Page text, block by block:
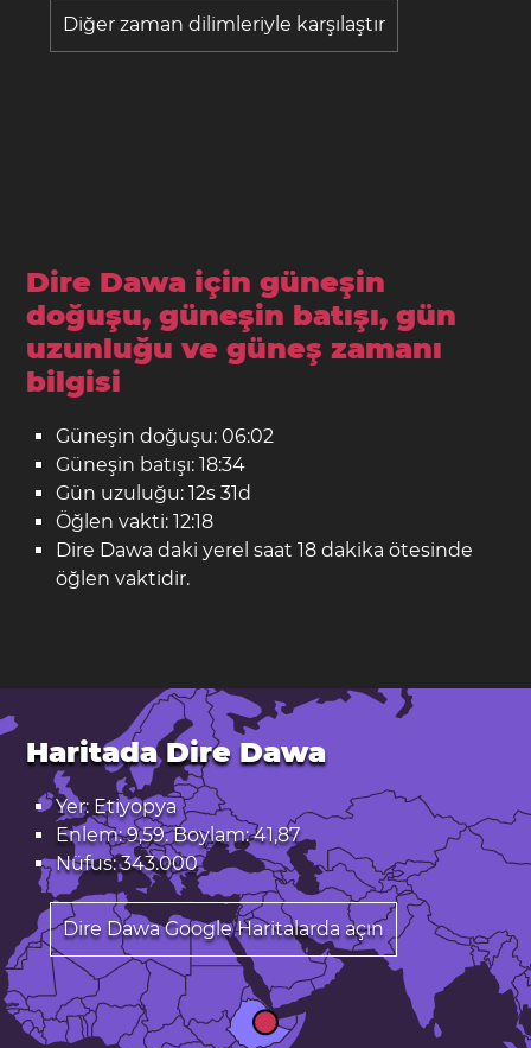
Diğer zaman dilimleriyle karşılaştır
Dire Dawa için güneşin
doğuşu, güneşin batışı, gün
uzunluğu ve güneş zamanı
bilgisi
Güneşin doğuşu: 06:02
Güneşin batışı: 18:34
Gün uzuluğu: 12s 31d
Öğlen vakti: 12:18
Dire Dawa daki yerel saat 18 dakika ötesinde
öğlen vaktidir.
Haritada Dire Dawa
Yer: Etiyopya
Enlem: 9,59. Boylam: 41,87
Nüfus: 343.000
Dire Dawa Google Haritalarda açın